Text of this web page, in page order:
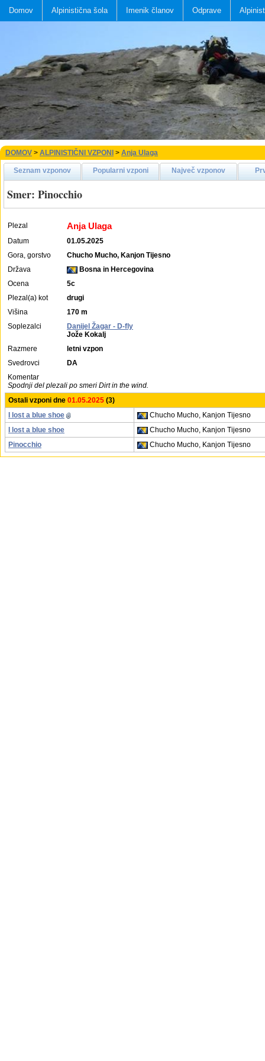
Domov Alpinistična šola Imenik članov Odprave
DOMOV > ALPINISTIČNI VZPONI > Anja Ulaga
Seznam vzponov Popularni vzponi Največ vzponov
Smer: Pinocchio
Plezal Anja Ulaga
Datum
01.05.2025
Gora, gorstvo
Chucho Mucho, Kanjon Tijesno
Država
Bosna in Hercegovina
Ocena
5c
Plezal(a) kot
drugi
Višina
170 m
Soplezalci
Danijel Žagar - D-fly
Jože Kokalj
Razmere
letni vzpon
Svedrovci
DA
Komentar
Spodnji del plezali po smeri Dirt in the wind.
Ostali vzponi dne 01.05.2025 (3)
I lost a blue shoe
Chucho Mucho, Kanjon Tijesno
I lost a blue shoe
Chucho Mucho, Kanjon Tijesno
Pinocchio
Chucho Mucho, Kanjon Tijesno